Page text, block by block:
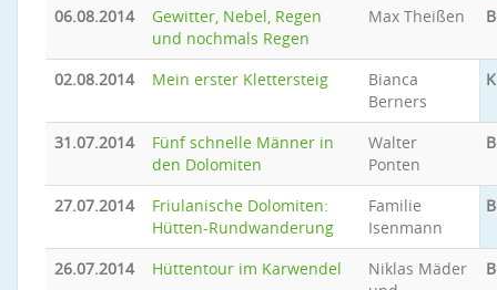
06.08.2014
Gewitter, Nebel, Regen
und nochmals Regen
Max Theißen
02.08.2014 Mein erster Klettersteig
Bianca
Berners
31.07.2014
Fünf schnelle Männer in
den Dolomiten
Walter
Ponten
27.07.2014
Friulanische Dolomiten:
Hütten-Rundwanderung
Familie
Isenmann
26.07.2014 Hüttentour im Karwendel
Niklas Mäder